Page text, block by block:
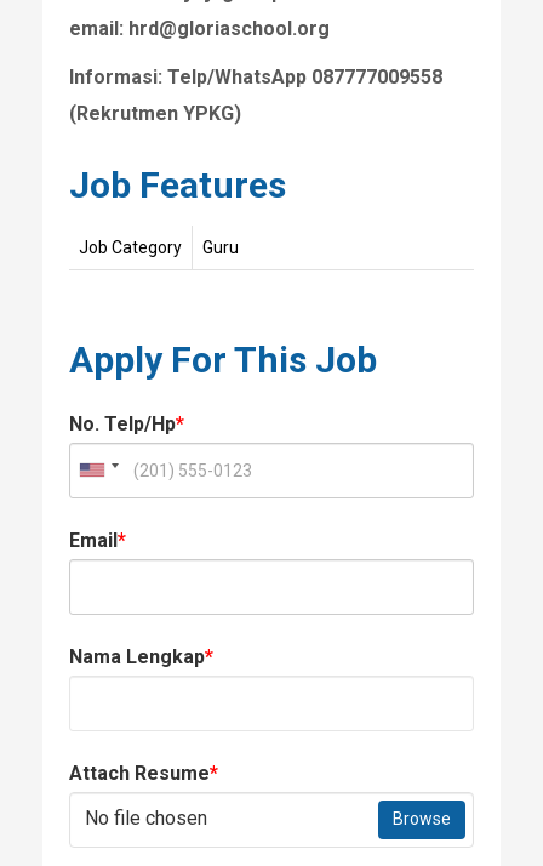
email: hrd@gloriaschool.org
Informasi: Telp/WhatsApp 087777009558
(Rekrutmen YPKG)
Job Features
Job Category Guru
Apply For This Job
No. Telp/Hp*
Email*
Nama Lengkap*
Attach Resume*
No file chosen
Browse